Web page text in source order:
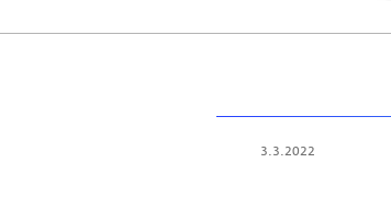
3.3.2022